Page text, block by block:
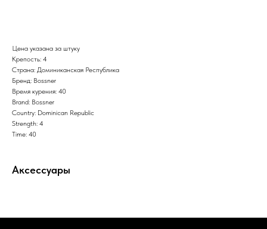
Цена указана за штуку
Крепость: 4
Страна: Доминиканская Республика
Бренд: Bossner
Время курения: 40
Brand: Bossner
Country: Dominican Republic
Strength: 4
Time: 40
Аксессуары